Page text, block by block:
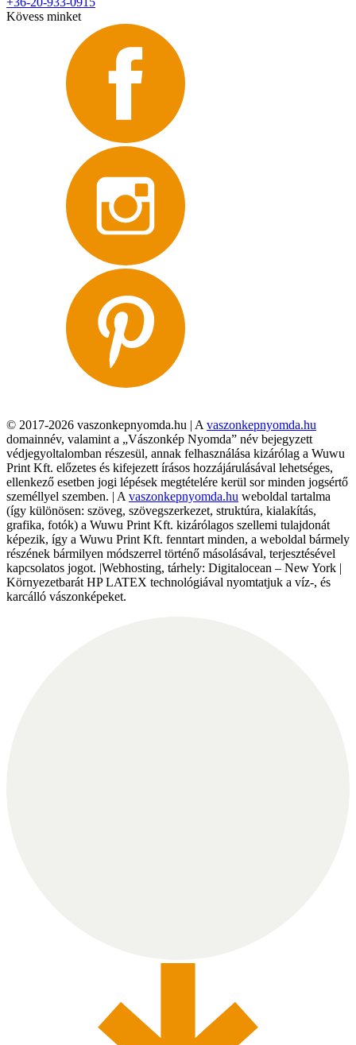
Kövess minket
© 2017-2026 vaszonkepnyomda.hu | A vaszonkepnyomda.hu
domainnév, valamint a „Vászonkép Nyomda” név bejegyzett
védjegyoltalomban részesül, annak felhasználása kizárólag a Wuwu
Print Kft. előzetes és kifejezett írásos hozzájárulásával lehetséges,
ellenkező esetben jogi lépések megtételére kerül sor minden jogsértő
személlyel szemben. | A vaszonkepnyomda.hu weboldal tartalma
(így különösen: szöveg, szövegszerkezet, struktúra, kialakítás,
grafika, fotók) a Wuwu Print Kft. kizárólagos szellemi tulajdonát
képezik, így a Wuwu Print Kft. fenntart minden, a weboldal bármely
részének bármilyen módszerrel történő másolásával, terjesztésével
kapcsolatos jogot. |Webhosting, tárhely: Digitalocean – New York |
Környezetbarát HP LATEX technológiával nyomtatjuk a víz-, és
karcálló vászonképeket.